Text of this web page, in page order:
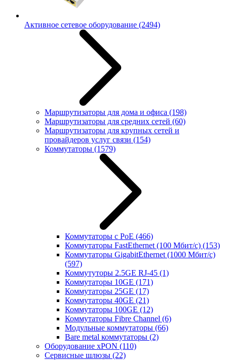
Активное сетевое оборудование (2494)
Маршрутизаторы для дома и офиса (198)
Маршрутизаторы для средних сетей (60)
Маршрутизаторы для крупных сетей и
провайдеров услуг связи (154)
Коммутаторы (1579)
Коммутаторы с PoE (466)
Коммутаторы FastEthernet (100 Мбит/с) (153)
Коммутаторы GigabitEthernet (1000 Мбит/с)
(597)
Коммутуторы 2.5GE RJ-45 (1)
Коммутаторы 10GE (171)
Коммутаторы 25GE (17)
Коммутаторы 40GE (21)
Коммутаторы 100GE (12)
Коммутаторы Fibre Channel (6)
Модульные коммутаторы (66)
Bare metal коммутаторы (2)
Оборудование xPON (110)
Сервисные шлюзы (22)